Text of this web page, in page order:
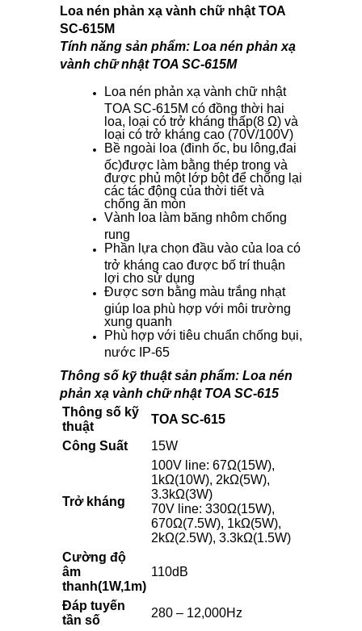
Loa nén phản xạ vành chữ nhật TOA
SC-615M
Tính năng sản phẩm: Loa nén phản xạ
vành chữ nhật TOA SC-615M
Loa nén phản xạ vành chữ nhật
TOA SC-615M có đồng thời hai
loa, loại có trở kháng thấp(8 Ω) và
loại có trở kháng cao (70V/100V)
Bề ngoài loa (đinh ốc, bu lông,đai
ốc)được làm bằng thép trong và
được phủ một lớp bột để chống lại
các tác động của thời tiết và
chống ăn mòn
Vành loa làm băng nhôm chống
rung
Phần lựa chọn đầu vào của loa có
trở kháng cao được bố trí thuận
lợi cho sử dụng
Được sơn bằng màu trắng nhạt
giúp loa phù hợp với môi trường
xung quanh
Phù hợp với tiêu chuẩn chống bụi,
nước IP-65
Thông số kỹ thuật sản phẩm: Loa nén
phản xạ vành chữ nhật TOA SC-615
Thông số kỹ
thuật
TOA SC-615
Công Suất
15W
Trở kháng
100V line: 67Ω(15W),
1kΩ(10W), 2kΩ(5W),
3.3kΩ(3W)
70V line: 330Ω(15W),
670Ω(7.5W), 1kΩ(5W),
2kΩ(2.5W), 3.3kΩ(1.5W)
Cường độ
âm
thanh(1W,1m)
110dB
Đáp tuyến
tần số
280 – 12,000Hz